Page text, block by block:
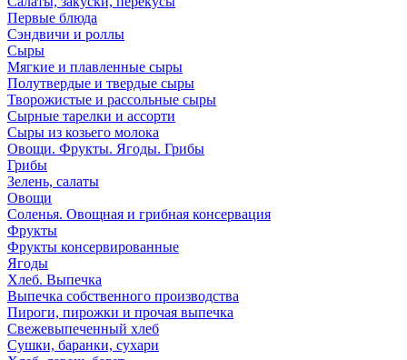
Первые блюда
Сэндвичи и роллы
Сыры
Мягкие и плавленные сыры
Полутвердые и твердые сыры
Творожистые и рассольные сыры
Сырные тарелки и ассорти
Сыры из козьего молока
Овощи. Фрукты. Ягоды. Грибы
Грибы
Зелень, салаты
Овощи
Соленья. Овощная и грибная консервация
Фрукты
Фрукты консервированные
Ягоды
Хлеб. Выпечка
Выпечка собственного производства
Пироги, пирожки и прочая выпечка
Свежевыпеченный хлеб
Сушки, баранки, сухари